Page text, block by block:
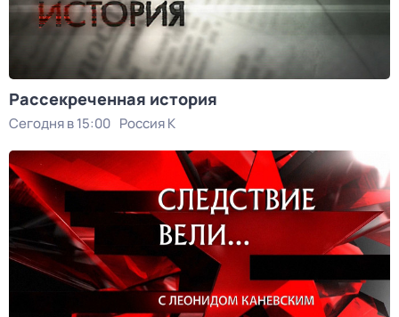
Рассекреченная история
Сегодня в 15:00 Россия К